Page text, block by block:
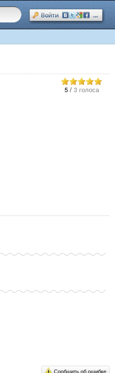
5 / 3 голоса
Сообщить об ошибке